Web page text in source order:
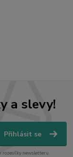
a slevy!
Přihlásit se
rozesílky newsletteru.